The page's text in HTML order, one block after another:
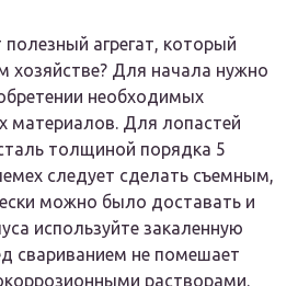
полезный агрегат, который
хозяйстве? Для начала нужно
необходимых
материалов. Для лопастей
толщиной порядка 5
следует сделать съемным,
можно было доставать и
используйте закаленную
свариванием не помешает
растворами.